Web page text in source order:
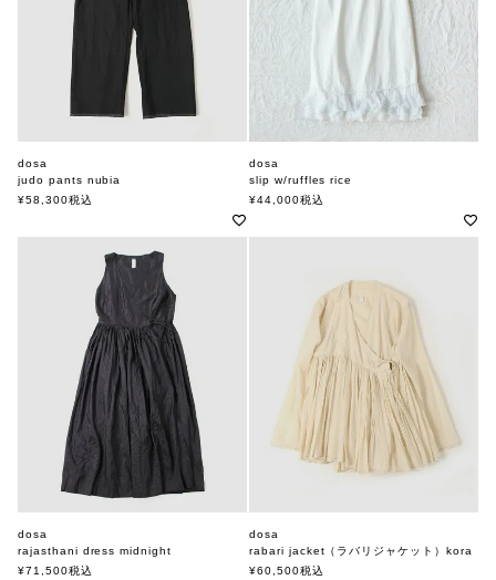
dosa
judo pants nubia
ドーサ
¥58,300税込
dosa
slip w/ruffles rice
ドーサ
¥44,000税込
dosa
rajasthani dress midnight
ドーサ
¥71,500税込
dosa
rabari jacket（ラバリジャケット）kora
ドーサ
¥60,500税込